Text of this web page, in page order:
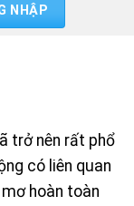
NHẬP
trở nên rất phổ
có liên quan
hoàn toàn